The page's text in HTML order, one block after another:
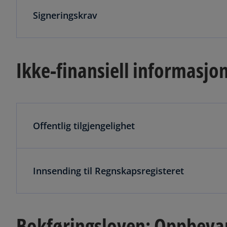
Signeringskrav
Ikke-finansiell
Offentlig tilgjengelighet
Innsending til Regnskapsregisteret